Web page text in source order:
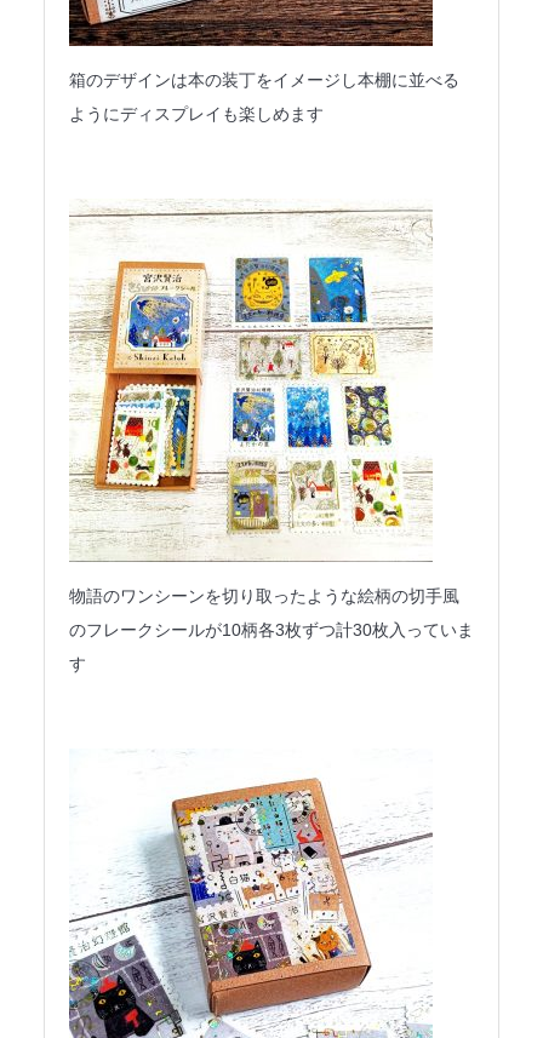
箱のデザインは本の装丁をイメージし本棚に並べる
ようにディスプレイも楽しめます
物語のワンシーンを切り取ったような絵柄の切手風
のフレークシールが10柄各3枚ずつ計30枚入っていま
す